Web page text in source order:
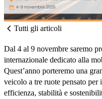
Tutti gli articoli
Dal 4 al 9 novembre saremo
internazionale dedicato alla
Quest’anno porteremo una
veicolo a tre ruote pensato per
efficienza, stabilità e